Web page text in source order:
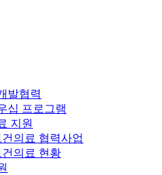
발협력
십 프로그램
지원
의료 협력사업
건의료 현황